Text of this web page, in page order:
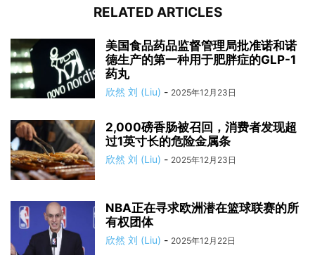
RELATED ARTICLES
美国食品药品监督管理局批准诺和诺
德生产的第一种用于肥胖症的GLP-1
药丸
欣然 刘 (Liu) - 2025年12月23日
2,000磅香肠被召回，消费者发现超
过1英寸长的危险金属条
欣然 刘 (Liu) - 2025年12月23日
NBA正在寻求欧洲潜在篮球联赛的所
有权团体
欣然 刘 (Liu) - 2025年12月22日